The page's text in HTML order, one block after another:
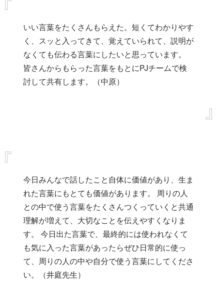
いい言葉をたくさんもらえた。短くてわかりやす
く、スッと入ってきて、覚えていられて、説明が
なくても伝わる言葉にしたいと思っています。
皆さんからもらった言葉をもとにPJチームで検
討して共有します。（中原）
今日みんなで話したこと自体に価値があり、生ま
れた言葉にもとても価値があります。
周りの人
との中で使う言葉をたくさんつくっていくと共通
理解が増えて、大切なことを伝えやすくなりま
す。
今日出た言葉で、最終的には使われなくて
も気に入った言葉があったらぜひ日常的に使っ
て、周りの人の中や自分で使う言葉にしてくださ
い。（井庭先生）